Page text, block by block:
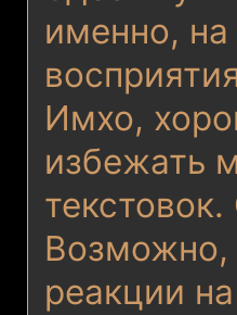
именно,
Имхо,
избежать
Возможно,
реакции